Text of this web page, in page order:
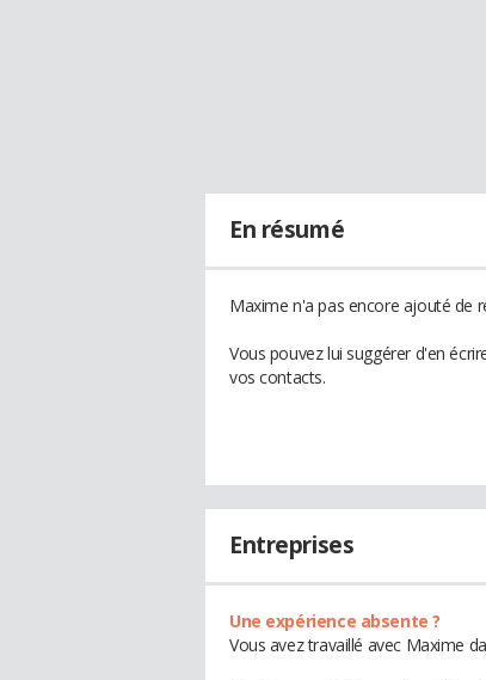
En résumé
Maxime n'a pas encore ajouté de
Vous pouvez lui suggérer d'en
vos contacts.
Entreprises
Une expérience absente ?
Vous avez travaillé avec Maxime